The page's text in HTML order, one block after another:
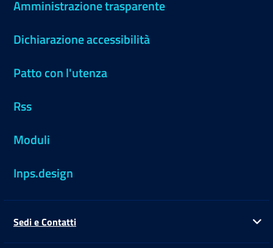
Amministrazione trasparente
Dichiarazione accessibilità
Patto con l'utenza
Rss
Moduli
Inps.design
Sedi e Contatti